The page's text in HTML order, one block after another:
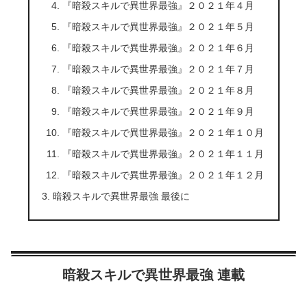
『暗殺スキルで異世界最強』２０２１年４月
『暗殺スキルで異世界最強』２０２１年５月
『暗殺スキルで異世界最強』２０２１年６月
『暗殺スキルで異世界最強』２０２１年７月
『暗殺スキルで異世界最強』２０２１年８月
『暗殺スキルで異世界最強』２０２１年９月
『暗殺スキルで異世界最強』２０２１年１０月
『暗殺スキルで異世界最強』２０２１年１１月
『暗殺スキルで異世界最強』２０２１年１２月
暗殺スキルで異世界最強 最後に
暗殺スキルで異世界最強 連載